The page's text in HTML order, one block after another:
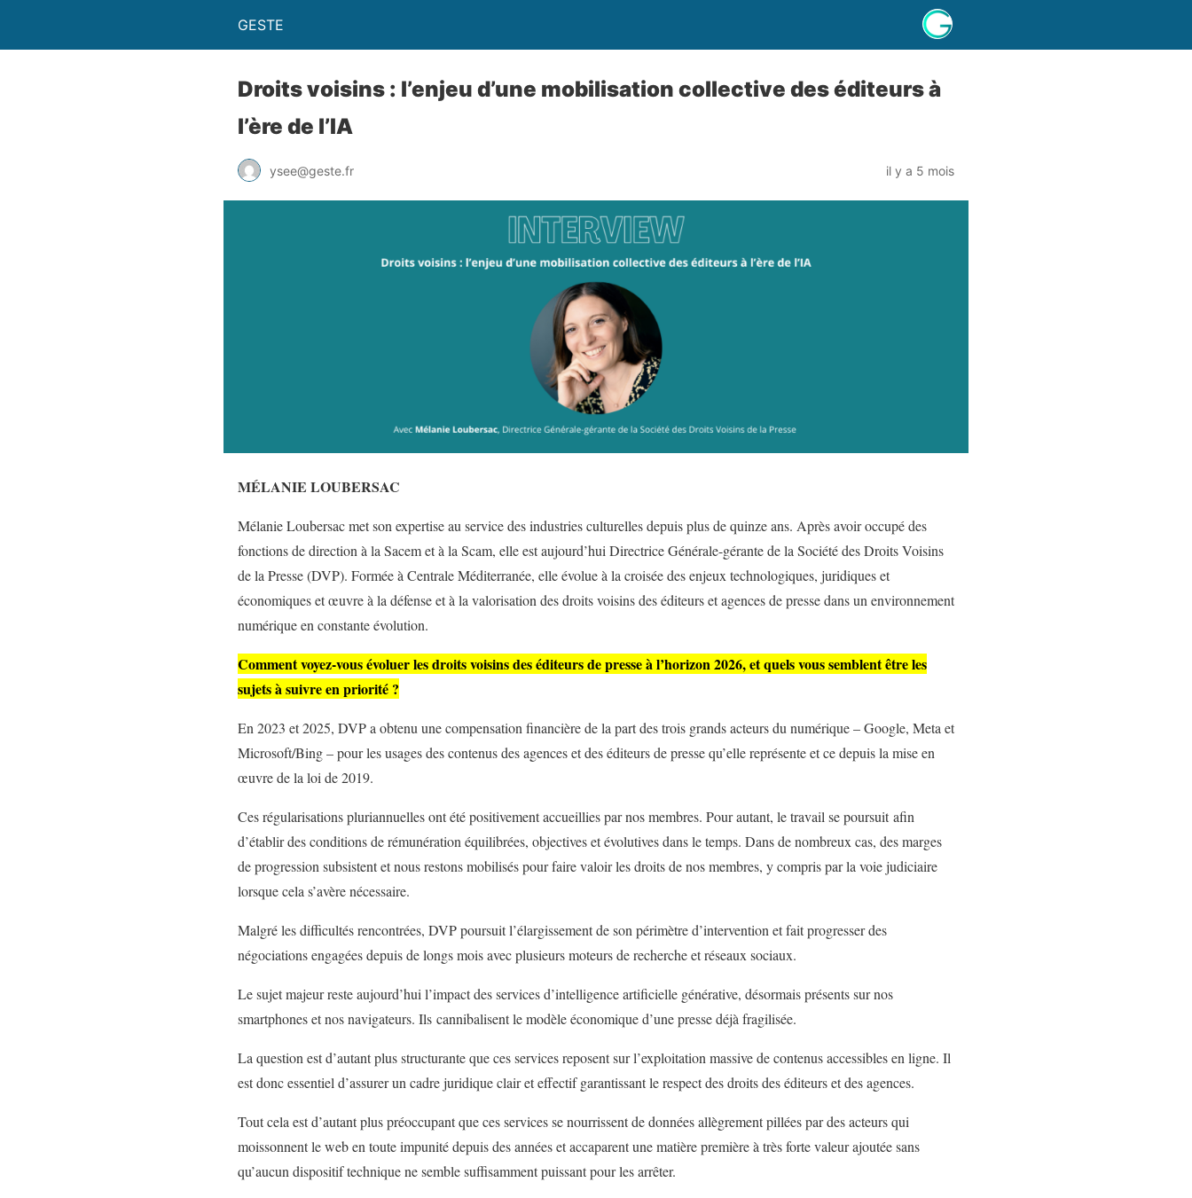
GESTE
Droits voisins : l’enjeu d’une mobilisation collective des éditeurs à
l’ère de l’IA
ysee@geste.fr il y a 5 mois
MÉLANIE LOUBERSAC
Mélanie Loubersac met son expertise au service des industries culturelles depuis plus de quinze ans. Après avoir occupé des
fonctions de direction à la Sacem et à la Scam, elle est aujourd’hui Directrice Générale-gérante de la Société des Droits Voisins
de la Presse (DVP). Formée à Centrale Méditerranée, elle évolue à la croisée des enjeux technologiques, juridiques et
économiques et œuvre à la défense et à la valorisation des droits voisins des éditeurs et agences de presse dans un environnement
numérique en constante évolution.
Comment voyez-vous évoluer les droits voisins des éditeurs de presse à l’horizon 2026, et quels vous semblent être les
sujets à suivre en priorité ?
En 2023 et 2025, DVP a obtenu une compensation financière de la part des trois grands acteurs du numérique – Google, Meta et
Microsoft/Bing – pour les usages des contenus des agences et des éditeurs de presse qu’elle représente et ce depuis la mise en
œuvre de la loi de 2019.
Ces régularisations pluriannuelles ont été positivement accueillies par nos membres. Pour autant, le travail se poursuit afin
d’établir des conditions de rémunération équilibrées, objectives et évolutives dans le temps. Dans de nombreux cas, des marges
de progression subsistent et nous restons mobilisés pour faire valoir les droits de nos membres, y compris par la voie judiciaire
lorsque cela s’avère nécessaire.
Malgré les difficultés rencontrées, DVP poursuit l’élargissement de son périmètre d’intervention et fait progresser des
négociations engagées depuis de longs mois avec plusieurs moteurs de recherche et réseaux sociaux.
Le sujet majeur reste aujourd’hui l’impact des services d’intelligence artificielle générative, désormais présents sur nos
smartphones et nos navigateurs. Ils cannibalisent le modèle économique d’une presse déjà fragilisée.
La question est d’autant plus structurante que ces services reposent sur l’exploitation massive de contenus accessibles en ligne. Il
est donc essentiel d’assurer un cadre juridique clair et effectif garantissant le respect des droits des éditeurs et des agences.
Tout cela est d’autant plus préoccupant que ces services se nourrissent de données allègrement pillées par des acteurs qui
moissonnent le web en toute impunité depuis des années et accaparent une matière première à très forte valeur ajoutée sans
qu’aucun dispositif technique ne semble suffisamment puissant pour les arrêter.